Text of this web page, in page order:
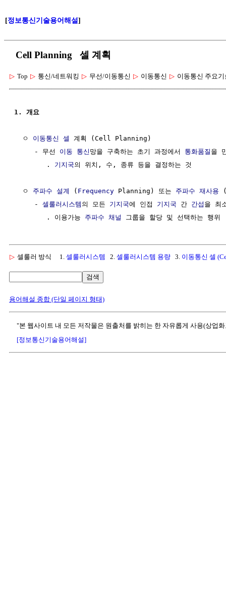
[정보통신기술용어해설]
Cell Planning 셀 계획
▷ Top ▷ 통신/네트워킹 ▷ 무선/이동통신 ▷ 이동통신 ▷ 이동통신 주요기
1. 개요
  ㅇ
이동통신 셀
계획 (Cell Planning)
     - 무선
이동 통신 망을 구축하는 초기 과정에서 통화품질 을
        .
기지국의 위치, 수, 종류 등을 결정하는 것
  ㅇ
주파수 설계 ( Frequency Planning) 또는 주파수 재사용
     -
셀룰러시스템 의 모든 기지국에 인접 기지국 간 간섭 을 최
        . 이용가능
주파수 채널
▷ 셀룰러 방식 1. 셀룰러시스템 2. 셀룰러시스템 용량 3. 이동통신 셀
검색
용어해설 종합 (단일 페이지 형태)
"본 웹사이트 내 모든 저작물은 원출처를 밝히는 한 자유롭게 사용(상업
[정보통신기술용어해설]